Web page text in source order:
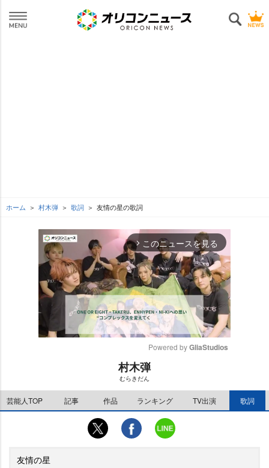
ホーム 村木弾 歌詞 友情の星の歌詞
arrow_forward_ios このニュースを見る
Powered by GliaStudios
村木弾
むらきだん
芸能人TOP 記事 作品 ランキング TV出演 歌詞
友情の星